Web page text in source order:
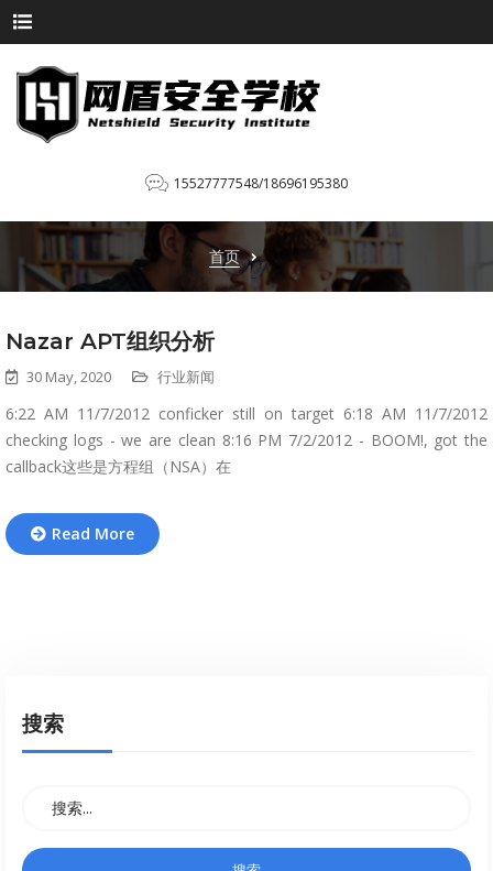
15527777548/18696195380
首页
Nazar APT组织分析
30 May, 2020 行业新闻
6:22 AM 11/7/2012 conficker still on target 6:18 AM 11/7/2012
checking logs - we are clean 8:16 PM 7/2/2012 - BOOM!, got the
callback这些是方程组（NSA）在
Read More
搜索